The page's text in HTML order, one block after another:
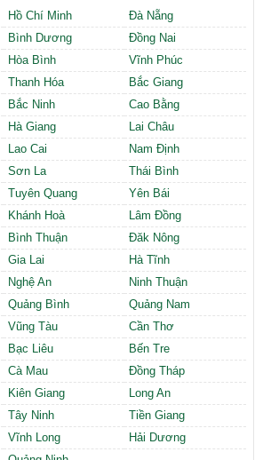
Hồ Chí Minh
Đà Nẵng
Bình Dương
Đồng Nai
Hòa Bình
Vĩnh Phúc
Thanh Hóa
Bắc Giang
Bắc Ninh
Cao Bằng
Hà Giang
Lai Châu
Lao Cai
Nam Định
Sơn La
Thái Bình
Tuyên Quang
Yên Bái
Khánh Hoà
Lâm Đồng
Bình Thuận
Đăk Nông
Gia Lai
Hà Tĩnh
Nghệ An
Ninh Thuận
Quảng Bình
Quảng Nam
Vũng Tàu
Cần Thơ
Bạc Liêu
Bến Tre
Cà Mau
Đồng Tháp
Kiên Giang
Long An
Tây Ninh
Tiền Giang
Vĩnh Long
Hải Dương